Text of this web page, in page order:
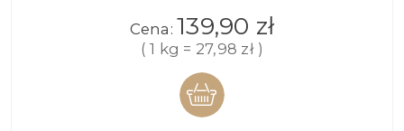
Cena: 139,90 zł
( 1 kg = 27,98 zł )